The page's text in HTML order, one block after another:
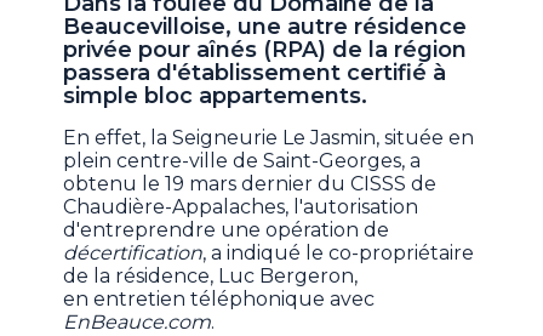
Beaucevilloise, une autre résidence
privée pour aînés (RPA) de la région
passera d'établissement certifié à
simple bloc appartements.
En effet, la Seigneurie Le Jasmin, située en
plein centre-ville de Saint-Georges, a
obtenu le 19 mars dernier du CISSS de
Chaudière-Appalaches, l'autorisation
d'entreprendre une opération de
décertification, a indiqué le co-propriétaire
de la résidence, Luc Bergeron,
en entretien téléphonique avec
EnBeauce.com.